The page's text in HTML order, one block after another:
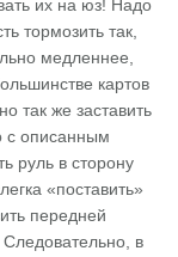
их на юз! Надо
тормозить так,
медленнее,
картов
так же заставить
с описанным
руль в сторону
«поставить»
передней
в